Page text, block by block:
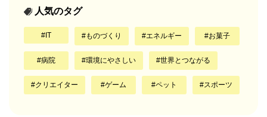
人気のタグ
IT ものづくり エネルギー お菓子
病院 環境にやさしい 世界とつながる
クリエイター ゲーム ペット スポーツ